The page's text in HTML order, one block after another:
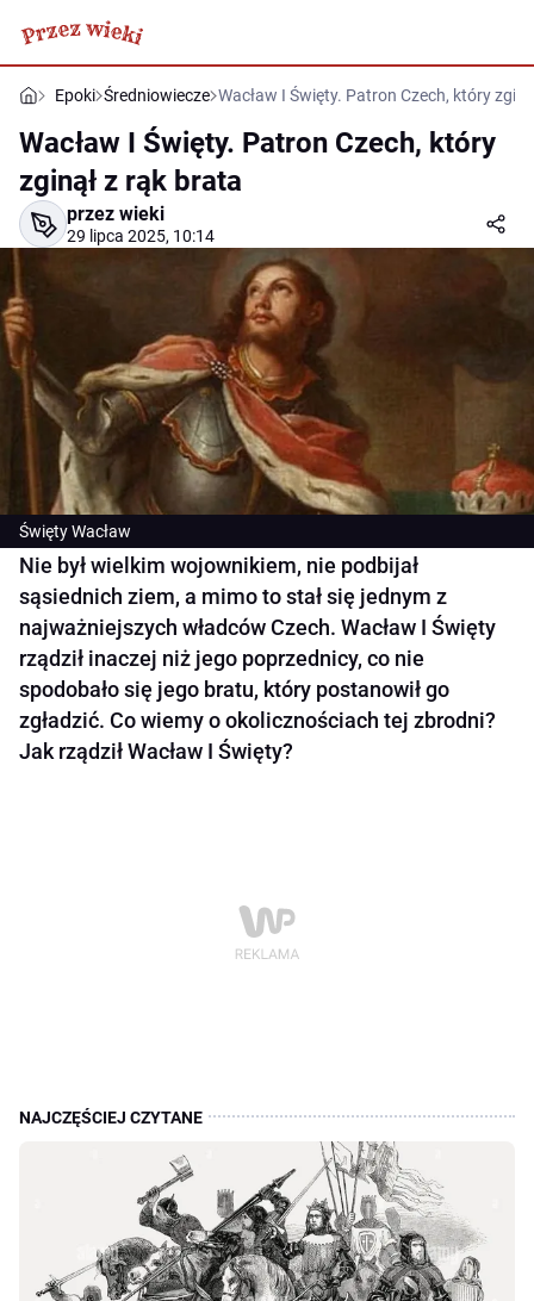
Epoki Średniowiecze Wacław I Święty. Patron Czech, który
Wacław I Święty. Patron Czech, który
zginął z rąk brata
przez wieki
29 lipca 2025, 10:14
Święty Wacław
Nie był wielkim wojownikiem, nie podbijał
sąsiednich ziem, a mimo to stał się jednym z
najważniejszych władców Czech. Wacław I Święty
rządził inaczej niż jego poprzednicy, co nie
spodobało się jego bratu, który postanowił go
zgładzić. Co wiemy o okolicznościach tej zbrodni?
Jak rządził Wacław I Święty?